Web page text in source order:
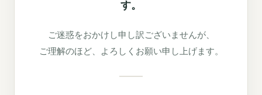
す。
ご迷惑をおかけし申し訳ございませんが、
ご理解のほど、よろしくお願い申し上げます。